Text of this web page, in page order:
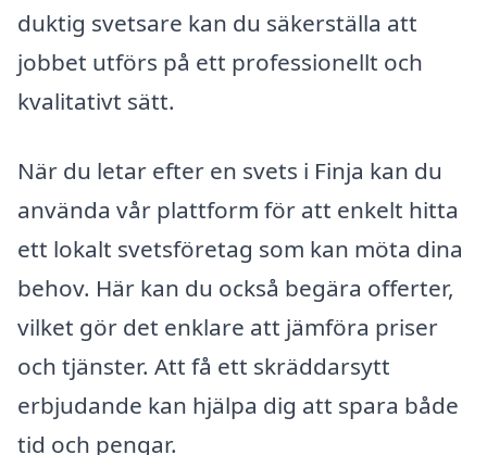
duktig svetsare kan du säkerställa att
jobbet utförs på ett professionellt och
kvalitativt sätt.
När du letar efter en svets i Finja kan du
använda vår plattform för att enkelt hitta
ett lokalt svetsföretag som kan möta dina
behov. Här kan du också begära offerter,
vilket gör det enklare att jämföra priser
och tjänster. Att få ett skräddarsytt
erbjudande kan hjälpa dig att spara både
tid och pengar.